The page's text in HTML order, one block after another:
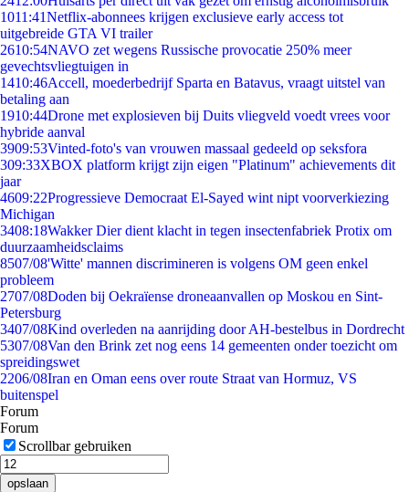
1011:41Netflix-abonnees krijgen exclusieve early access tot
uitgebreide GTA VI trailer
2610:54NAVO zet wegens Russische provocatie 250% meer
gevechtsvliegtuigen in
1410:46Accell, moederbedrijf Sparta en Batavus, vraagt uitstel van
betaling aan
1910:44Drone met explosieven bij Duits vliegveld voedt vrees voor
hybride aanval
3909:53Vinted-foto's van vrouwen massaal gedeeld op seksfora
309:33XBOX platform krijgt zijn eigen "Platinum" achievements dit
jaar
4609:22Progressieve Democraat El-Sayed wint nipt voorverkiezing
Michigan
3408:18Wakker Dier dient klacht in tegen insectenfabriek Protix om
duurzaamheidsclaims
8507/08'Witte' mannen discrimineren is volgens OM geen enkel
probleem
2707/08Doden bij Oekraïense droneaanvallen op Moskou en Sint-
Petersburg
3407/08Kind overleden na aanrijding door AH-bestelbus in Dordrecht
5307/08Van den Brink zet nog eens 14 gemeenten onder toezicht om
spreidingswet
2206/08Iran en Oman eens over route Straat van Hormuz, VS
buitenspel
Forum
Forum
Scrollbar gebruiken
opslaan